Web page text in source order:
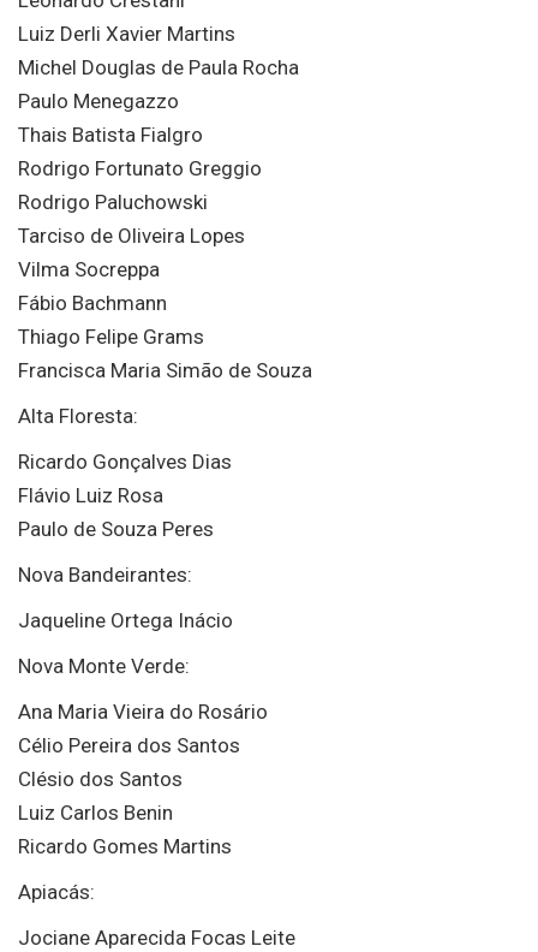
Luiz Derli Xavier Martins
Michel Douglas de Paula Rocha
Paulo Menegazzo
Thais Batista Fialgro
Rodrigo Fortunato Greggio
Rodrigo Paluchowski
Tarciso de Oliveira Lopes
Vilma Socreppa
Fábio Bachmann
Thiago Felipe Grams
Francisca Maria Simão de Souza
Alta Floresta:
Ricardo Gonçalves Dias
Flávio Luiz Rosa
Paulo de Souza Peres
Nova Bandeirantes:
Jaqueline Ortega Inácio
Nova Monte Verde:
Ana Maria Vieira do Rosário
Célio Pereira dos Santos
Clésio dos Santos
Luiz Carlos Benin
Ricardo Gomes Martins
Apiacás:
Jociane Aparecida Focas Leite